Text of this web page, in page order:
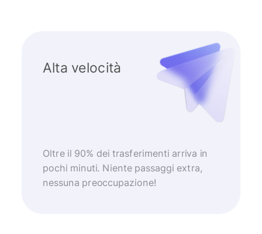
Alta velocità
Oltre il 90% dei trasferimenti arriva in
pochi minuti. Niente passaggi extra,
nessuna preoccupazione!